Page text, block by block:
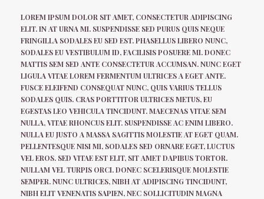
LOREM IPSUM DOLOR SIT AMET, CONSECTETUR ADIPISCING
ELIT. IN AT URNA MI. SUSPENDISSE SED PURUS QUIS NEQUE
FRINGILLA SODALES EU SED EST. PHASELLUS LIBERO NUNC,
SODALES EU VESTIBULUM ID, FACILISIS POSUERE MI. DONEC
MATTIS SEM SED ANTE CONSECTETUR ACCUMSAN. NUNC EGET
LIGULA VITAE LOREM FERMENTUM ULTRICES A EGET ANTE.
FUSCE ELEIFEND CONSEQUAT NUNC, QUIS VARIUS TELLUS
SODALES QUIS. CRAS PORTTITOR ULTRICES METUS, EU
EGESTAS LEO VEHICULA TINCIDUNT. MAECENAS VITAE SEM
NULLA, VITAE RHONCUS ELIT. SUSPENDISSE AC ENIM LIBERO.
NULLA EU JUSTO A MASSA SAGITTIS MOLESTIE AT EGET QUAM.
PELLENTESQUE NISI MI, SODALES SED ORNARE EGET, LUCTUS
VEL EROS. SED VITAE EST ELIT, SIT AMET DAPIBUS TORTOR.
NULLAM VEL TURPIS ORCI. DONEC SCELERISQUE MOLESTIE
SEMPER. NUNC ULTRICES, NIBH AT ADIPISCING TINCIDUNT,
NIBH ELIT VENENATIS SAPIEN, NEC SOLLICITUDIN MAGNA